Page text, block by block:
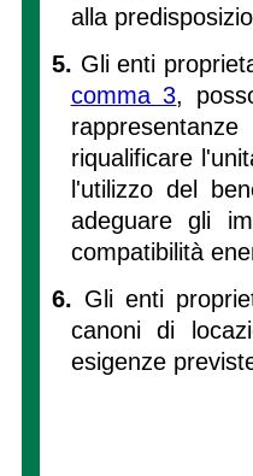
alla
5. Gli enti
comma 3,
riqualificare
l'utilizzo del
adeguare gli
compatibilità
6. Gli enti
canoni di
esigenze